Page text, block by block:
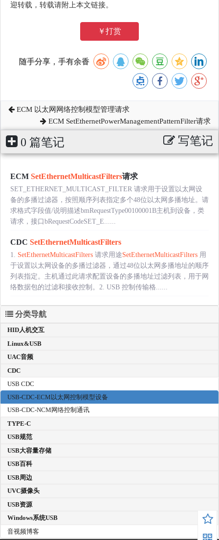
迎转载，转载请附上本文链接。
￥打赏
随手分享，手有余香
ECM 以太网网络控制模型管理请求
ECM SetEthernetPowerManagementPatternFilter请求
0 篇笔记 写笔记
ECM SetEthernetMulticastFilters请求
SET_ETHERNET_MULTICAST_FILTER 请求用于设置以太网设
备的多播过滤器，按照顺序列表指定多个48位以太网多播地址。请
求格式字段值/说明描述bmRequestType00100001B主机到设备，类
请求，接口bRequestCodeSET_E......
CDC SetEthernetMulticastFilters
1. SetEthernetMulticastFilters 请求用途SetEthernetMulticastFilters 用
于设置以太网设备的多播过滤器，通过48位以太网多播地址的顺序
列表指定。主机通过此请求配置设备的多播地址过滤列表，用于网
络数据包的过滤和接收控制。2. USB 控制传输格......
分类导航
HID人机交互
Linux&USB
UAC音频
CDC
USB CDC
USB-CDC-ECM以太网控制模型设备
USB-CDC-NCM网络控制通讯
TYPE-C
USB规范
USB大容量存储
USB百科
USB周边
UVC摄像头
USB资源
Windows系统USB
音视频博客